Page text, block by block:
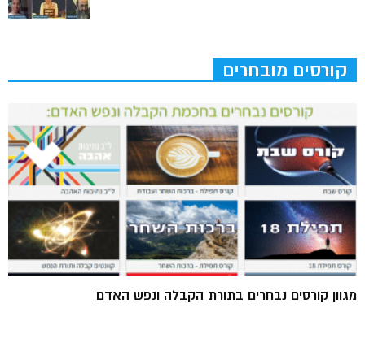
קורסים מובחרים
מגוון קורסים נבחרים בתורת הקבלה ונפש האדם